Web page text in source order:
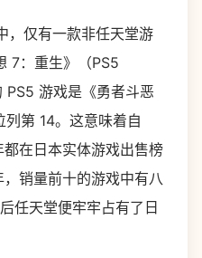
，仅有一款非任天堂游
7：重生》（PS5
PS5 游戏是《勇者斗恶
第 14。这意味着自
在日本实体游戏出售榜
销量前十的游戏中有八
任天堂便牢牢占有了日